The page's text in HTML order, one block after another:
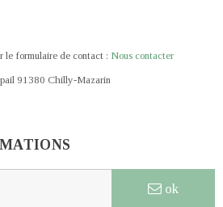
le formulaire de contact : Nous contacter
91380 Chilly-Mazarin
ok